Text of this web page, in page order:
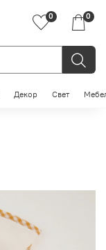
0 0
Декор Свет